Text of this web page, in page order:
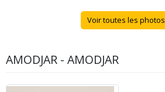
Voir toutes les photos
AMODJAR - AMODJAR